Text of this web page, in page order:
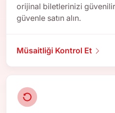
orijinal biletlerinizi güvenilir
güvenle satın alın.
Müsaitliği Kontrol Et